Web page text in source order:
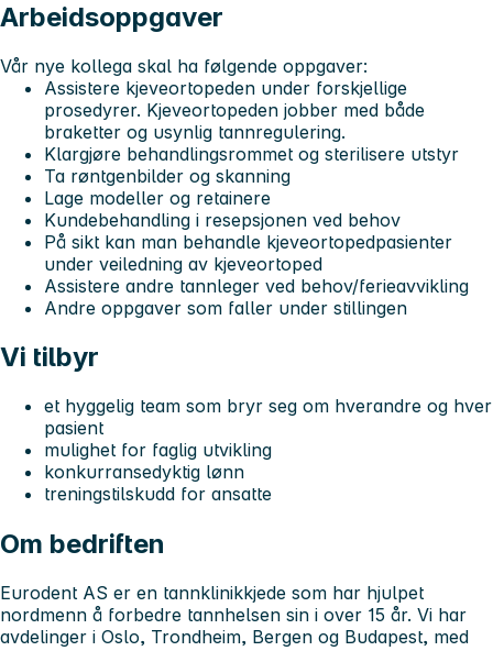
Arbeidsoppgaver
Vår nye kollega skal ha følgende oppgaver:
Assistere kjeveortopeden under forskjellige
prosedyrer. Kjeveortopeden jobber med både
braketter og usynlig tannregulering.
Klargjøre behandlingsrommet og sterilisere utstyr
Ta røntgenbilder og skanning
Lage modeller og retainere
Kundebehandling i resepsjonen ved behov
På sikt kan man behandle kjeveortopedpasienter
under veiledning av kjeveortoped
Assistere andre tannleger ved behov/ferieavvikling
Andre oppgaver som faller under stillingen
Vi tilbyr
et hyggelig team som bryr seg om hverandre og hver
pasient
mulighet for faglig utvikling
konkurransedyktig lønn
treningstilskudd for ansatte
Om bedriften
Eurodent AS er en tannklinikkjede som har hjulpet
nordmenn å forbedre tannhelsen sin i over 15 år. Vi har
avdelinger i Oslo, Trondheim, Bergen og Budapest, med